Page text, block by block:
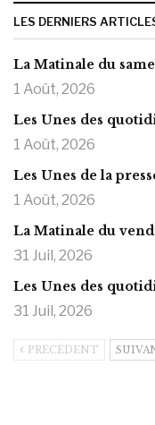
LES DERNIERS
La Matinale du
1 Août, 2026
Les Unes des
1 Août, 2026
Les Unes de la
1 Août, 2026
La Matinale du
31 Juil, 2026
Les Unes des
31 Juil, 2026
PRÉCÉDENT